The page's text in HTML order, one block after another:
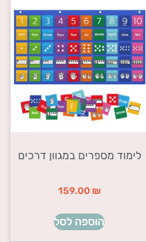
לימוד מספרים במגוון דרכים
159.00 ₪
הוספה לסל